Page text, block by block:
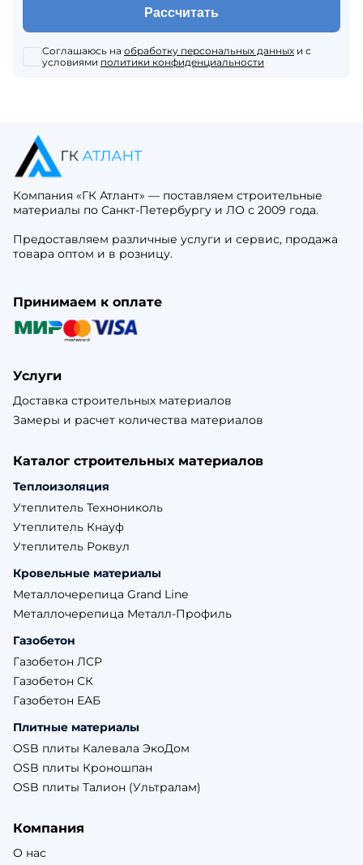
Рассчитать
Соглашаюсь на обработку персональных данных и с
условиями политики конфиденциальности
Компания «ГК Атлант» — поставляем строительные
материалы по Санкт-Петербургу и ЛО с 2009 года.
Предоставляем различные услуги и сервис, продажа
товара оптом и в розницу.
Принимаем к оплате
Услуги
Доставка строительных материалов
Замеры и расчет количества материалов
Каталог строительных материалов
Теплоизоляция
Утеплитель Технониколь
Утеплитель Кнауф
Утеплитель Роквул
Кровельные материалы
Металлочерепица Grand Line
Металлочерепица Металл-Профиль
Газобетон
Газобетон ЛСР
Газобетон СК
Газобетон ЕАБ
Плитные материалы
OSB плиты Калевала ЭкоДом
OSB плиты Кроношпан
OSB плиты Талион (Ультралам)
Компания
О нас